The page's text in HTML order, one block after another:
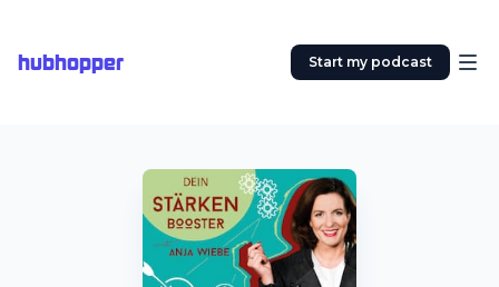
hubhopper Start my podcast